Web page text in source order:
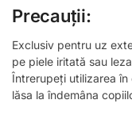
Precauții:
Exclusiv pentru uz
pe piele iritată sau
Întrerupeți utilizarea
lăsa la îndemâna